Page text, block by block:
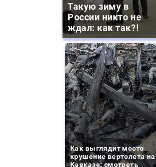
Такую зиму в
России никто не
ждал: как так?!
Как выглядит место
крушение вертолета на
Кавказе: смотреть